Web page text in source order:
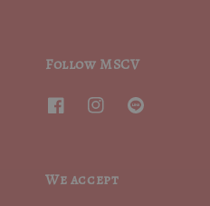
Follow MSCV
We accept